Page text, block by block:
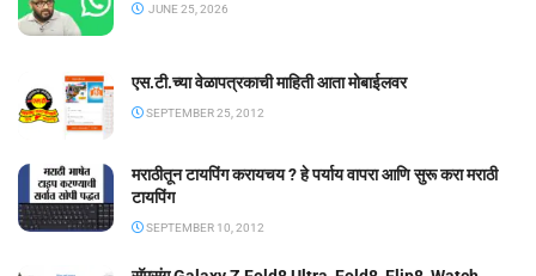
JUNE 25, 2026
एस.टी.च्या वेळापत्रकाची माहिती आता मोबाईलवर
SEPTEMBER 25, 2012
मराठीतून टायपिंग करायचय ? हे पर्याय वापरा आणि सुरू करा मराठी
टायपिंग
SEPTEMBER 10, 2012